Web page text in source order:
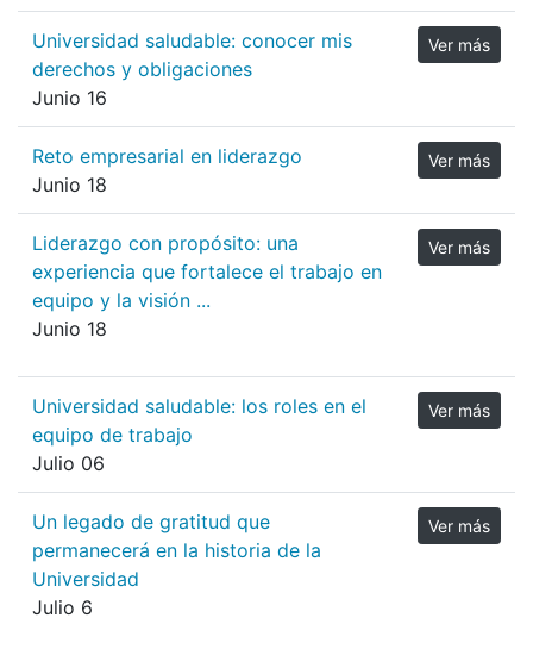
Universidad saludable: conocer mis
derechos y obligaciones
Junio 16
Ver más
Reto empresarial en liderazgo
Junio 18
Ver más
Liderazgo con propósito: una
experiencia que fortalece el trabajo en
equipo y la visión ...
Junio 18
Ver más
Universidad saludable: los roles en el
equipo de trabajo
Julio 06
Ver más
Un legado de gratitud que
permanecerá en la historia de la
Universidad
Julio 6
Ver más